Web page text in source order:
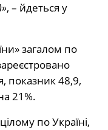
, – йдеться у
загалом по
показник 48,9,
21%.
по Україні,